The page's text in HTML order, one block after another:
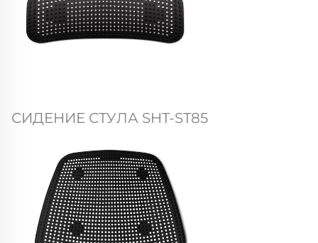
СИДЕНИЕ СТУЛА SHT-ST85